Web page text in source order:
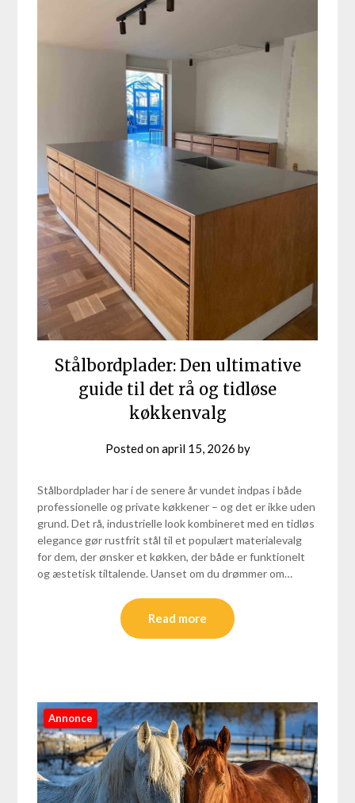
Stålbordplader: Den ultimative
guide til det rå og tidløse
køkkenvalg
Posted onapril 15, 2026 by
Stålbordplader har i de senere år vundet indpas i både
professionelle og private køkkener – og det er ikke uden
grund. Det rå, industrielle look kombineret med en tidløs
elegance gør rustfrit stål til et populært materialevalg
for dem, der ønsker et køkken, der både er funktionelt
og æstetisk tiltalende. Uanset om du drømmer om…
Read more
Annonce